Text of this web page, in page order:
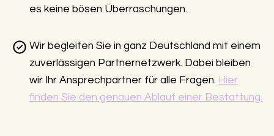
es keine bösen Überraschungen.
Wir begleiten Sie in ganz Deutschland mit einem
zuverlässigen Partnernetzwerk. Dabei bleiben
wir Ihr Ansprechpartner für alle Fragen. Hier
finden Sie den genauen Ablauf einer Bestattung.